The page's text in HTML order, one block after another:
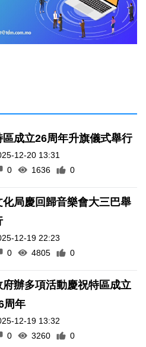
區成立26周年升旗儀式舉行
12-20 13:31
0
1636 0
化局慶回歸音樂會大三巴舉
12-19 22:23
0
4805 0
府辦多項活動慶祝特區成立
周年
12-19 13:32
0
3260 0